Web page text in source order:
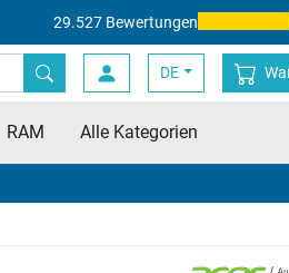
29.527 Bewertungen
DE
RAM Alle Kategorien